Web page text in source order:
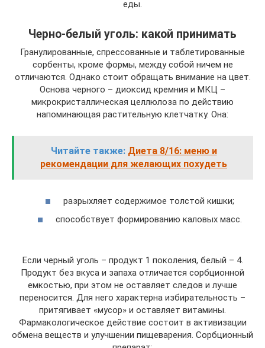
еды.
Черно-белый уголь: какой принимать
Гранулированные, спрессованные и таблетированные
сорбенты, кроме формы, между собой ничем не
отличаются. Однако стоит обращать внимание на цвет.
Основа черного – диоксид кремния и МКЦ –
микрокристаллическая целлюлоза по действию
напоминающая растительную клетчатку. Она:
Читайте также: Диета 8/16: меню и
рекомендации для желающих похудеть
разрыхляет содержимое толстой кишки;
способствует формированию каловых масс.
Если черный уголь – продукт 1 поколения, белый – 4.
Продукт без вкуса и запаха отличается сорбционной
емкостью, при этом не оставляет следов и лучше
переносится. Для него характерна избирательность –
притягивает «мусор» и оставляет витамины.
Фармакологическое действие состоит в активизации
обмена веществ и улучшении пищеварения. Сорбционный